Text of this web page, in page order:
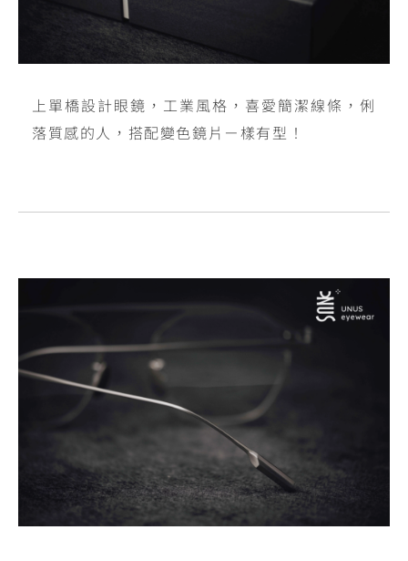
上單橋設計眼鏡，工業風格，喜愛簡潔線條，俐
落質感的人，搭配變色鏡片ㄧ樣有型！